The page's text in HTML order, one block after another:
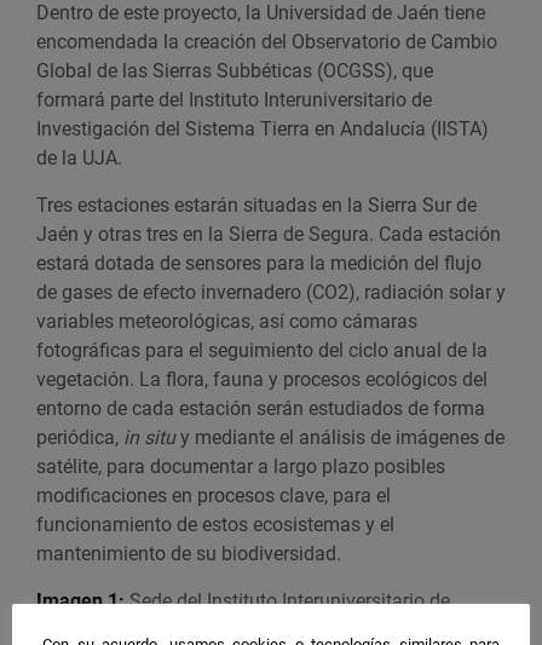
Dentro de este proyecto, la Universidad de Jaén tiene
encomendada la creación del Observatorio de Cambio
Global de las Sierras Subbéticas (OCGSS), que
formará parte del Instituto Interuniversitario de
Investigación del Sistema Tierra en Andalucía (IISTA)
de la UJA.
Tres estaciones estarán situadas en la Sierra Sur de
Jaén y otras tres en la Sierra de Segura. Cada estación
estará dotada de sensores para la medición del flujo
de gases de efecto invernadero (CO2), radiación solar y
variables meteorológicas, así como cámaras
fotográficas para el seguimiento del ciclo anual de la
vegetación. La flora, fauna y procesos ecológicos del
entorno de cada estación serán estudiados de forma
periódica, in situy mediante el análisis de imágenes de
satélite, para documentar a largo plazo posibles
modificaciones en procesos clave, para el
funcionamiento de estos ecosistemas y el
mantenimiento de su biodiversidad.
Imagen 1:Sede delInstituto Interuniversitario de